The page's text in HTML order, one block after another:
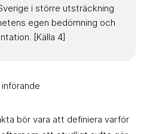
i större utsträckning
egen bedömning och
[Källa 4]
bör vara att definiera varför